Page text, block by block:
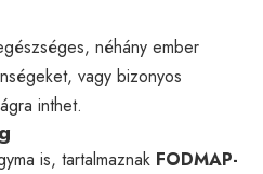
néhány ember
vagy bizonyos
inthet.
is, tartalmaznak FODMAP-